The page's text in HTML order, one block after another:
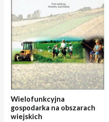
Wielofunkcyjna
gospodarka na obszarach
wiejskich